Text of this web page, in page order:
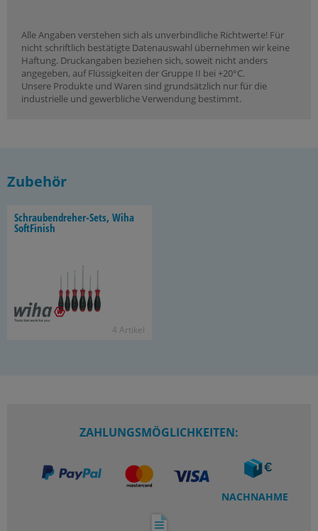
Alle Angaben verstehen sich als unverbindliche Richtwerte! Für
nicht schriftlich bestätigte Datenauswahl übernehmen wir keine
Haftung. Druckangaben beziehen sich, soweit nicht anders
angegeben, auf Flüssigkeiten der Gruppe II bei +20°C.
Unsere Produkte und Waren sind grundsätzlich nur für die
industrielle und gewerbliche Verwendung bestimmt.
Zubehör
Schraubendreher-​Sets, Wiha
Soft­Fi­nish
4 Ar­ti­kel
ZAHLUNGSMÖGLICHKEITEN:
NACHNAHME